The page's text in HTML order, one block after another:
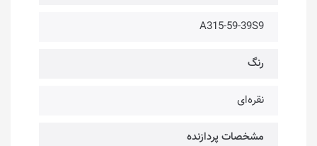
A315-59-39S9
رنگ
نقره‌ای
مشخصات پردازنده